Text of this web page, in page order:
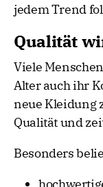
jedem Trend
Qualität
Viele
Alter auch ihr
neue Kleidung
Qualität und
Besonders